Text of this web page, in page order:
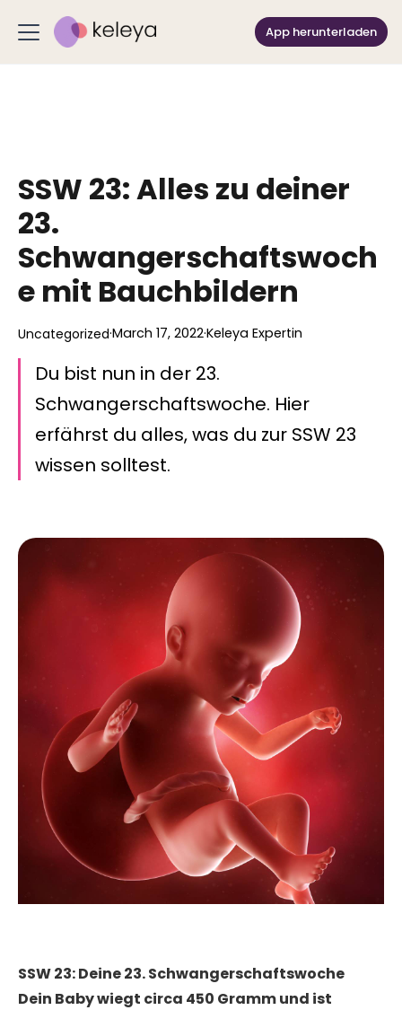
App herunterladen
SSW 23: Alles zu deiner
23.
Schwangerschaftswoch
e mit Bauchbildern
Uncategorized·March 17, 2022·Keleya Expertin
Du bist nun in der 23.
Schwangerschaftswoche. Hier
erfährst du alles, was du zur SSW 23
wissen solltest.
SSW 23: Deine 23. Schwangerschaftswoche
Dein Baby wiegt circa 450 Gramm und ist